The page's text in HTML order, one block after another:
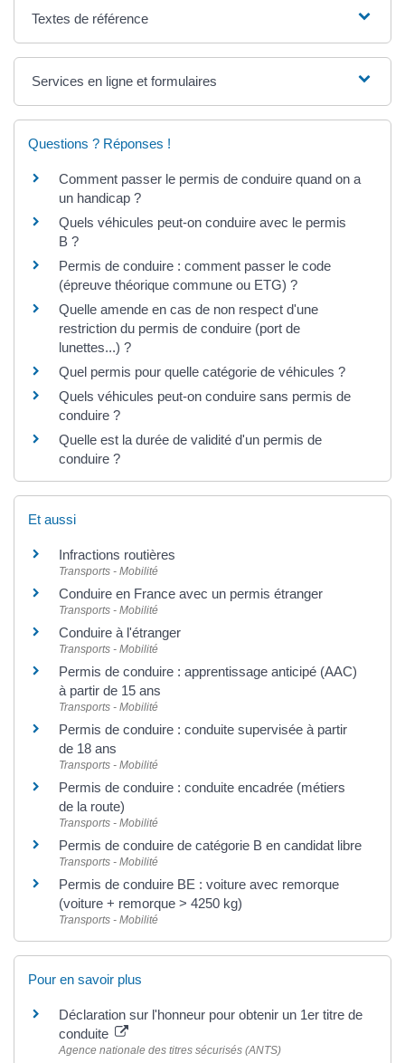
Textes de référence
Services en ligne et formulaires
Questions ? Réponses !
Comment passer le permis de conduire quand on a
un handicap ?
Quels véhicules peut-on conduire avec le permis
B ?
Permis de conduire : comment passer le code
(épreuve théorique commune ou ETG) ?
Quelle amende en cas de non respect d'une
restriction du permis de conduire (port de
lunettes...) ?
Quel permis pour quelle catégorie de véhicules ?
Quels véhicules peut-on conduire sans permis de
conduire ?
Quelle est la durée de validité d'un permis de
conduire ?
Et aussi
Infractions routières
Transports - Mobilité
Conduire en France avec un permis étranger
Transports - Mobilité
Conduire à l'étranger
Transports - Mobilité
Permis de conduire : apprentissage anticipé (AAC)
à partir de 15 ans
Transports - Mobilité
Permis de conduire : conduite supervisée à partir
de 18 ans
Transports - Mobilité
Permis de conduire : conduite encadrée (métiers
de la route)
Transports - Mobilité
Permis de conduire de catégorie B en candidat libre
Transports - Mobilité
Permis de conduire BE : voiture avec remorque
(voiture + remorque > 4250 kg)
Transports - Mobilité
Pour en savoir plus
Déclaration sur l'honneur pour obtenir un 1er titre de
conduite
Agence nationale des titres sécurisés (ANTS)